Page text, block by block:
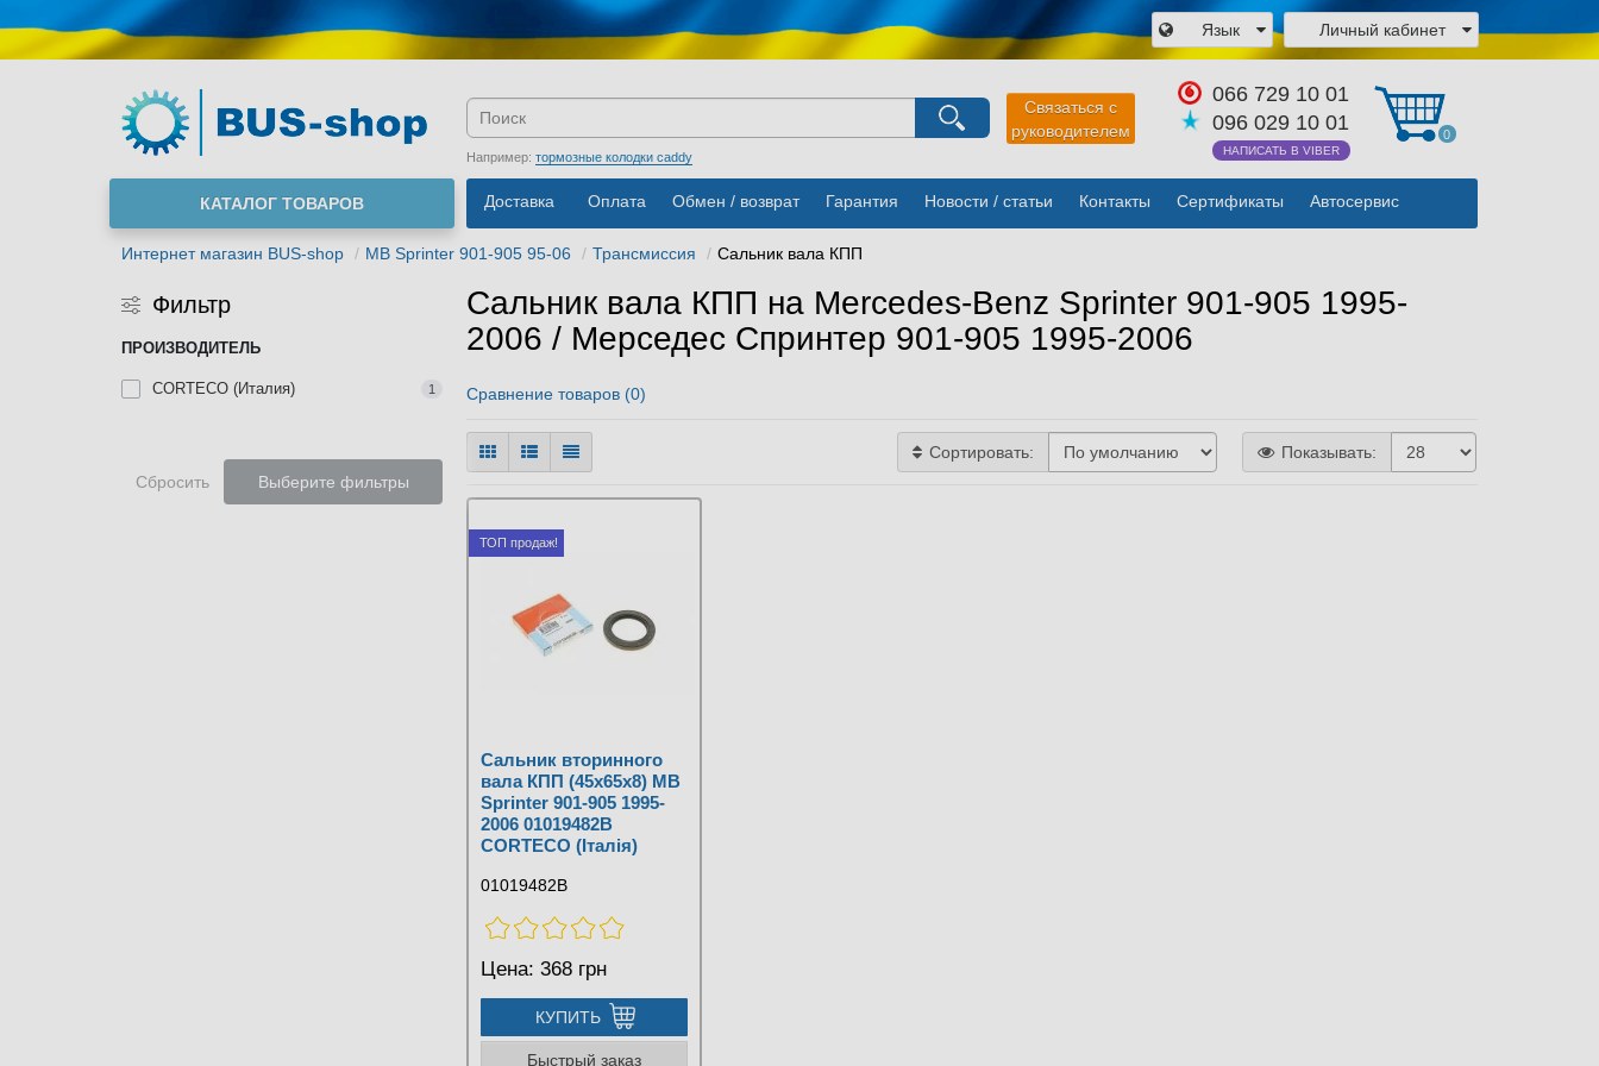
Личный кабинет
Язык
Связаться с
руководителем
066 729 10 01
096 029 10 01
НАПИСАТЬ В VIBER
0
Например: тормозные колодки caddy
Доставка Оплата Обмен / возврат Гарантия Новости / статьи Контакты Сертификаты Автосервис
О нас
КАТАЛОГ ТОВАРОВ
Интернет магазин BUS-shop MB Sprinter 901-905 95-06 Трансмиссия Сальник вала КПП
Фильтр
ПРОИЗВОДИТЕЛЬ
CORTECO (Италия) 1
Сбросить Выберите фильтры
×
Язык магазина
Выберите пожалуйста язык магазина
Сальник вала КПП на Mercedes-Benz Sprinter 901-905 1995-
2006 / Мерседес Спринтер 901-905 1995-2006
Сравнение товаров (0)
Сортировать: Показывать:
ТОП продаж!
Сальник вторинного
вала КПП (45x65x8) MB
Sprinter 901-905 1995-
2006 01019482B
CORTECO (Італія)
01019482B
Цена: 368 грн
КУПИТЬ
Быстрый заказ